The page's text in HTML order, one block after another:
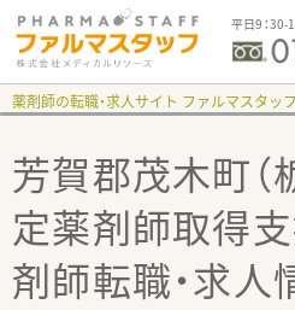
平日9：30-
薬剤師の転職・求人サイト ファルマスタッフ
芳賀郡茂木町（
定薬剤師取得
剤師転職・求人